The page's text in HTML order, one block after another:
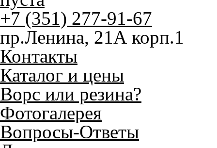
+7 (351) 277-91-67
пр.Ленина, 21А корп.1
Контакты
Каталог и цены
Ворс или резина?
Фотогалерея
Вопросы-Ответы